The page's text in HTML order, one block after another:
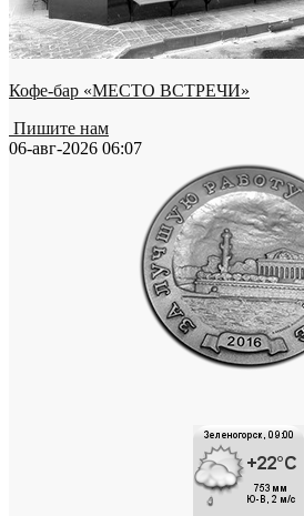
Кофе-бар «МЕСТО ВСТРЕЧИ»
Пишите нам
06-авг-2026 06:07